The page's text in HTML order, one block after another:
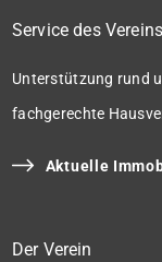
Der Verein
Service des Vereins
Unterstützung rund
fachgerechte
Aktuelle